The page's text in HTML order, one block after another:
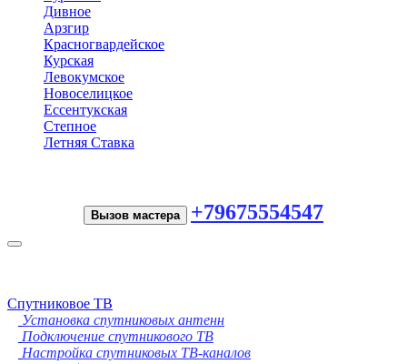
Дивное
Арзгир
Красногвардейское
Курская
Левокумское
Новоселицкое
Ессентукская
Степное
Летняя Ставка
Вызов мастера +79675554547
Toggle
Спутниковое ТВ
Установка спутниковых антенн
Подключение спутникового ТВ
Настройка спутниковых ТВ-каналов